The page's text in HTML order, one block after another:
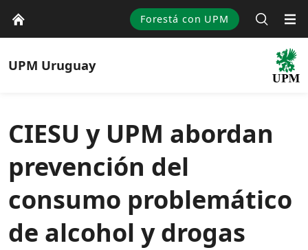
Forestá con UPM
UPM Uruguay
CIESU y UPM abordan
prevención del
consumo problemático
de alcohol y drogas